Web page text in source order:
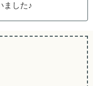
ました♪